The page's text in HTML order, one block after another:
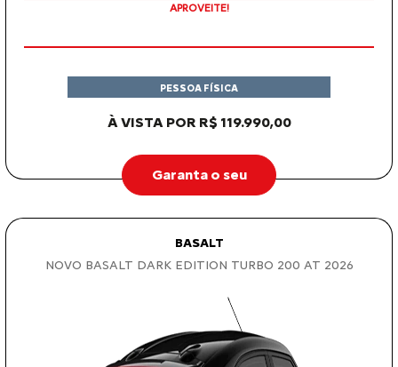
APROVEITE!
À VISTA POR R$ 119.990,00
PESSOA FÍSICA
Garanta o seu
BASALT
NOVO BASALT DARK EDITION TURBO 200 AT 2026